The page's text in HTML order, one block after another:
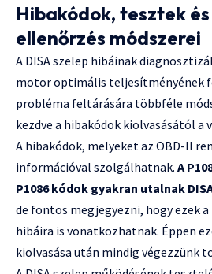
Hibakódok, tesztek
ellenőrzés módszerei
A DISA szelep hibáinak
motor optimális teljesítményének
probléma feltárására többféle
kezdve a hibakódok kiolvasásától a
A hibakódok, melyeket az OBD-II
információval szolgálhatnak. A
P1086 kódok gyakran utalnak
de fontos megjegyezni, hogy ezek
hibáira is vonatkozhatnak. Éppen
kiolvasása után mindig végezzünk